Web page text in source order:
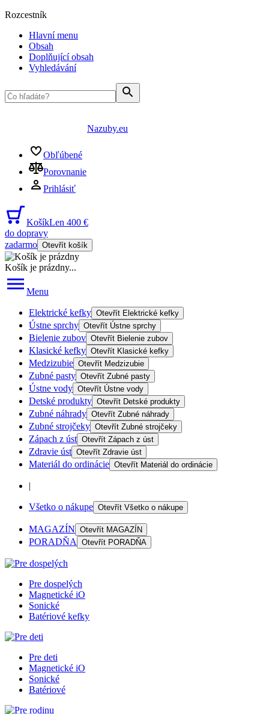
Rozcestník
Hlavní menu
Obsah
Doplňující obsah
Vyhledávání
Nazuby.eu
Obľúbené
Porovnanie
Prihlásiť
KošíkLen 400 €
do dopravy
zadarmo Otevřít košík
Košík je prázdny...
Menu
Elektrické kefky Otevřít Elektrické kefky
Ústne sprchy Otevřít Ústne sprchy
Bielenie zubov Otevřít Bielenie zubov
Klasické kefky Otevřít Klasické kefky
Medzizubie Otevřít Medzizubie
Zubné pasty Otevřít Zubné pasty
Ústne vody Otevřít Ústne vody
Detské produkty Otevřít Detské produkty
Zubné náhrady Otevřít Zubné náhrady
Zubné strojčeky Otevřít Zubné strojčeky
Zápach z úst Otevřít Zápach z úst
Zdravie úst Otevřít Zdravie úst
Materiál do ordinácie Otevřít Materiál do ordinácie
|
Všetko o nákupe Otevřít Všetko o nákupe
MAGAZÍN Otevřít MAGAZÍN
PORADŇA Otevřít PORADŇA
Pre dospelých
Magnetické iO
Sonické
Batériové kefky
Pre deti
Magnetické iO
Sonické
Batériové